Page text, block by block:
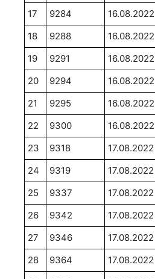
17
9284 16.08.2022
18
9288 16.08.2022
19
9291 16.08.2022
20
9294 16.08.2022
21
9295 16.08.2022
22
9300 16.08.2022
23
9318 17.08.2022
24
9319 17.08.2022
25
9337 17.08.2022
26
9342 17.08.2022
27
9346 17.08.2022
28
9364 17.08.2022